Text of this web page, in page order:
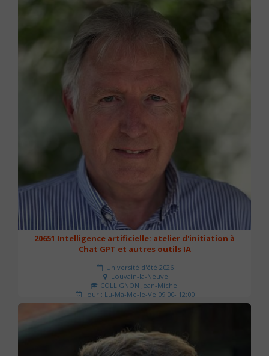
20651 Intelligence artificielle: atelier d'initiation à
Chat GPT et autres outils IA
Université d'été 2026
Louvain-la-Neuve
COLLIGNON Jean-Michel
Jour : Lu-Ma-Me-Je-Ve 09:00- 12:00
Nombre de séances : 2